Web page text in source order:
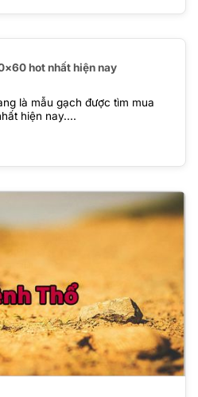
hot nhất hiện nay
là mẫu gạch được tìm mua
hiện nay....